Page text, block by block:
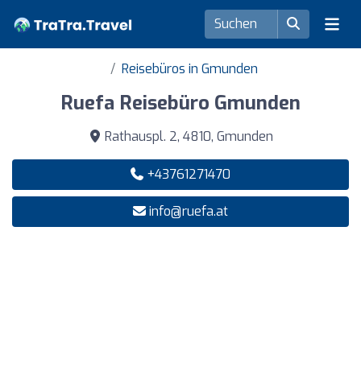
Reisebüros in Gmunden
Ruefa Reisebüro Gmunden
Rathauspl. 2, 4810, Gmunden
+43761271470
info@ruefa.at